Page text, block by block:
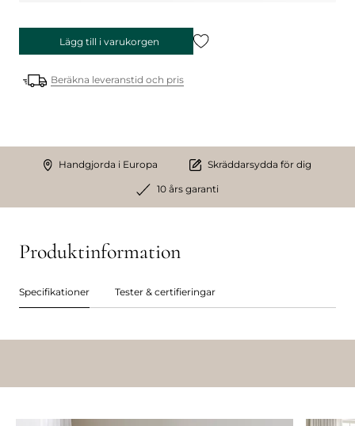
Lägg till i varukorgen
Beräkna leveranstid och pris
Handgjorda i Europa Skräddarsydda för dig
10 års garanti
Produktinformation
Specifikationer Tester & certifieringar